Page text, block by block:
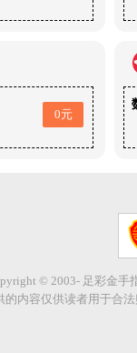
0元
© 2003- 足彩金手
的内容仅供读者用于合